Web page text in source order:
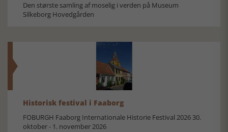
Den største samling af moselig i verden på Museum
Silkeborg Hovedgården
Historisk festival i Faaborg
FOBURGH Faaborg Internationale Historie Festival 2026 30.
oktober - 1. november 2026